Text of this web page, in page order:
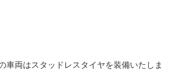
車両はスタッドレスタイヤを装備いたしま